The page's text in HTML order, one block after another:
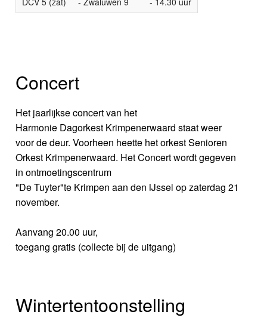
Concert
Het jaarlijkse concert van het
Harmonie Dagorkest Krimpenerwaard staat weer
voor de deur. Voorheen heette het orkest Senioren
Orkest Krimpenerwaard. Het Concert wordt gegeven
in ontmoetingscentrum
"De Tuyter"te Krimpen aan den IJssel op zaterdag 21
november.
Aanvang 20.00 uur,
toegang gratis (collecte bij de uitgang)
Wintertentoonstelling